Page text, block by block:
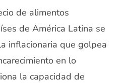
de alimentos
de América Latina se
inflacionaria que golpea
en lo
la capacidad de